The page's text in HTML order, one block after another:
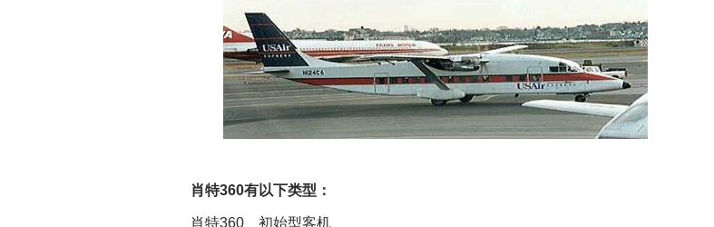
肖特360有以下类型：
肖特360 初始型客机